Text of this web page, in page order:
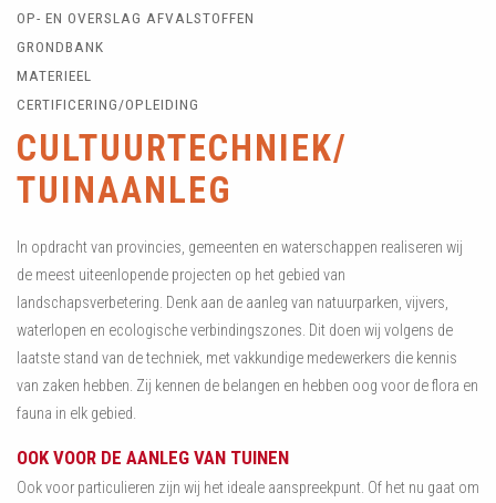
OP- EN OVERSLAG AFVALSTOFFEN
GRONDBANK
MATERIEEL
CERTIFICERING/OPLEIDING
CULTUURTECHNIEK/
TUINAANLEG
In opdracht van provincies, gemeenten en waterschappen realiseren wij
de meest uiteenlopende projecten op het gebied van
landschapsverbetering. Denk aan de aanleg van natuurparken, vijvers,
waterlopen en ecologische verbindingszones. Dit doen wij volgens de
laatste stand van de techniek, met vakkundige medewerkers die kennis
van zaken hebben. Zij kennen de belangen en hebben oog voor de flora en
fauna in elk gebied.
OOK VOOR DE AANLEG VAN TUINEN
Ook voor particulieren zijn wij het ideale aanspreekpunt. Of het nu gaat om